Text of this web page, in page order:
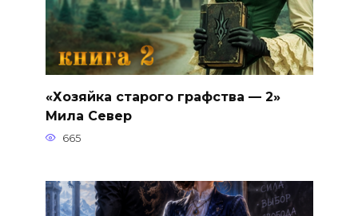
«Хозяйка старого графства — 2»
Мила Север
665